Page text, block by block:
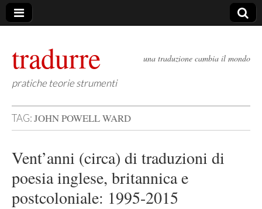
tradurre
pratiche teorie strumenti
una traduzione cambia il mondo
TAG:JOHN POWELL WARD
Vent’anni (circa) di traduzioni di
poesia inglese, britannica e
postcoloniale: 1995-2015